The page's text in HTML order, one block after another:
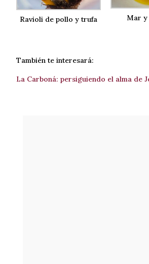
Ravioli de pollo y trufa Mar y
También te interesará:
La Carboná: persiguiendo el alma de